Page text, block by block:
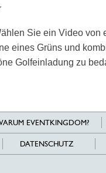
Sie ein Video von
eines Grüns und
Golfeinladung zu
EVENTKINGDOM?
DATENSCHUTZ